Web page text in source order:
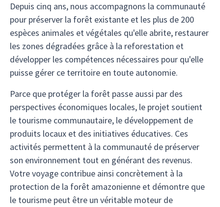
Depuis cinq ans, nous accompagnons la communauté
pour préserver la forêt existante et les plus de 200
espèces animales et végétales qu'elle abrite, restaurer
les zones dégradées grâce à la reforestation et
développer les compétences nécessaires pour qu'elle
puisse gérer ce territoire en toute autonomie.
Parce que protéger la forêt passe aussi par des
perspectives économiques locales, le projet soutient
le tourisme communautaire, le développement de
produits locaux et des initiatives éducatives. Ces
activités permettent à la communauté de préserver
son environnement tout en générant des revenus.
Votre voyage contribue ainsi concrètement à la
protection de la forêt amazonienne et démontre que
le tourisme peut être un véritable moteur de